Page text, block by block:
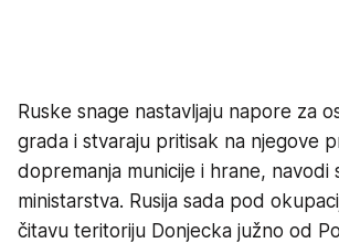
Ruske snage nastavljaju napore za
grada i stvaraju pritisak na njegove
dopremanja municije i hrane, navodi
ministarstva. Rusija sada pod
čitavu teritoriju Donjecka južno od